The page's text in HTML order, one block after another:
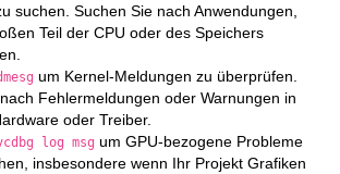
suchen. Suchen Sie nach Anwendungen,
Teil der CPU oder des Speichers
um Kernel-Meldungen zu überprüfen.
Fehlermeldungen oder Warnungen in
oder Treiber.
log msg um GPU-bezogene Probleme
insbesondere wenn Ihr Projekt Grafiken